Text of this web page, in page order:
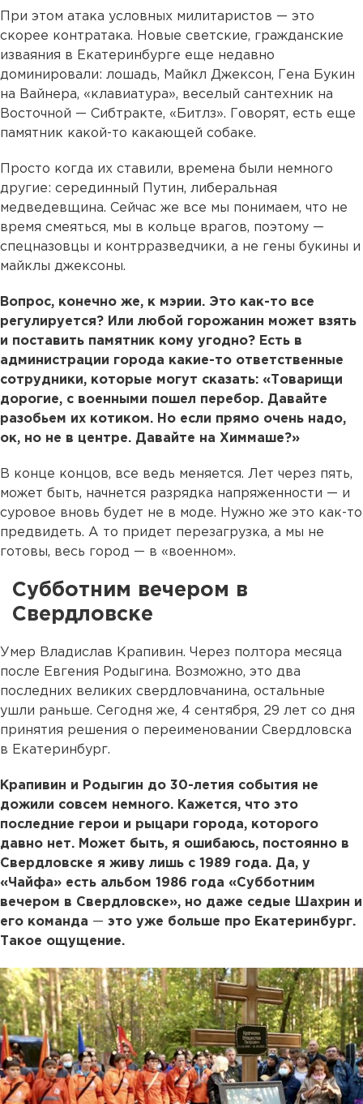
При этом атака условных милитаристов — это
скорее контратака. Новые светские, гражданские
изваяния в Екатеринбурге еще недавно
доминировали: лошадь, Майкл Джексон, Гена Букин
на Вайнера, «клавиатура», веселый сантехник на
Восточной — Сибтракте, «Битлз». Говорят, есть еще
памятник какой-то какающей собаке.
Просто когда их ставили, времена были немного
другие: серединный Путин, либеральная
медведевщина. Сейчас же все мы понимаем, что не
время смеяться, мы в кольце врагов, поэтому —
спецназовцы и контрразведчики, а не гены букины и
майклы джексоны.
Вопрос, конечно же, к мэрии. Это как-то все
регулируется? Или любой горожанин может взять
и поставить памятник кому угодно? Есть в
администрации города какие-то ответственные
сотрудники, которые могут сказать: «Товарищи
дорогие, с военными пошел перебор. Давайте
разобьем их котиком. Но если прямо очень надо,
ок, но не в центре. Давайте на Химмаше?»
В конце концов, все ведь меняется. Лет через пять,
может быть, начнется разрядка напряженности — и
суровое вновь будет не в моде. Нужно же это как-то
предвидеть. А то придет перезагрузка, а мы не
готовы, весь город — в «военном».
Субботним вечером в
Свердловске
Умер Владислав Крапивин. Через полтора месяца
после Евгения Родыгина. Возможно, это два
последних великих свердловчанина, остальные
ушли раньше. Сегодня же, 4 сентября, 29 лет со дня
принятия решения о переименовании Свердловска
в Екатеринбург.
Крапивин и Родыгин до 30-летия события не
дожили совсем немного. Кажется, что это
последние герои и рыцари города, которого
давно нет. Может быть, я ошибаюсь, постоянно в
Свердловске я живу лишь с 1989 года. Да, у
«Чайфа» есть альбом 1986 года «Субботним
вечером в Свердловске», но даже седые Шахрин и
его команда — это уже больше про Екатеринбург.
Такое ощущение.